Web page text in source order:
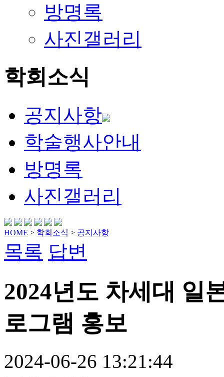
방명록
사진갤러리
학회소식
공지사항
학술행사안내
방명록
사진갤러리
HOME > 학회소식 > 공지사항
목록 답변
2024년도 차세대 일
로그램 홍보
2024-06-26 13:21:44